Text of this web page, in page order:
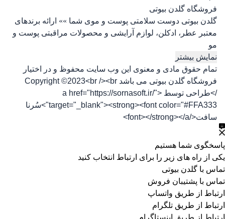
فروشگاه گلدن بیوتی
گلدن بیوتی دوست سلامتی پوست و موی شما »» ارائه برندهای
معتبر عطر، ادکلن، لوازم آرایشی و محصولات مراقبتی پوست و
مو
نمایش بیشتر
تمام حقوق مادی و معنوی این وب سایت محفوظ و در اختیار
فروشگاه گلدن بیوتی می باشد Copyright ©2023<br /><br
/>طراحی توسط <a href="https://sornasoft.ir/"
target="_blank"><strong><font color="#FFA333">سُرنا
سافت</font></strong></a>
پاسخگوی شما هستیم
یکی از راه های زیر را برای ارتباط انتخاب کنید
تماس با گلدن بیوتی
تماس با پشتیبان فروش
ارتباط از طریق واتساپ
ارتباط از طریق تلگرام
ارتباط از طریق اینستاگرام